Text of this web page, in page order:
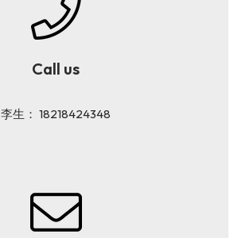
Call us
李生： 18218424348